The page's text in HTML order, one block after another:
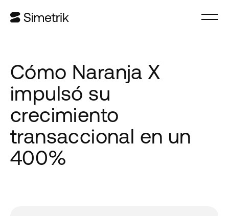
Cómo Naranja X
impulsó su
crecimiento
transaccional en un
400%